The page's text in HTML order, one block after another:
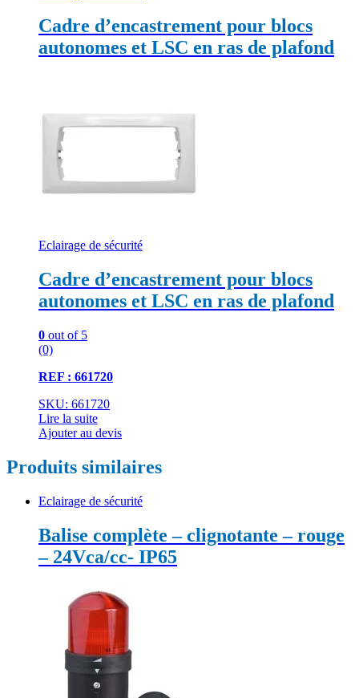
Cadre d’encastrement pour blocs
autonomes et LSC en ras de plafond
Eclairage de sécurité
Cadre d’encastrement pour blocs
autonomes et LSC en ras de plafond
0 out of 5
(0)
REF : 661720
SKU: 661720
Lire la suite
Ajouter au devis
Produits similaires
Eclairage de sécurité
Balise complète – clignotante – rouge
– 24Vca/cc- IP65